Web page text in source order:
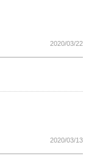
2020/03/22
2020/03/13